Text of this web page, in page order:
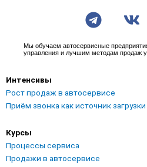
T
e
l
e
r
a
V
k
Мы обучаем автосервисные
управления и лучшим методам продаж
Интенсивы
Рост продаж в автосервисе
Приём звонка как источник
Курсы
Процессы сервиса
Продажи в автосервисе